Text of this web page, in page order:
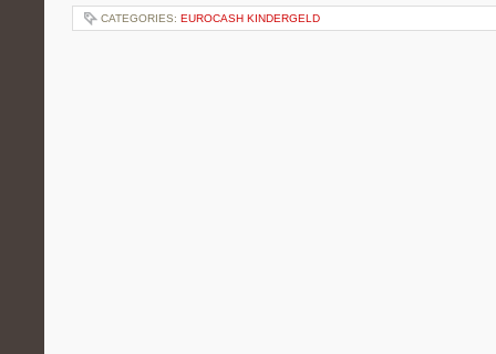
CATEGORIES: EUROCASH KINDERGELD